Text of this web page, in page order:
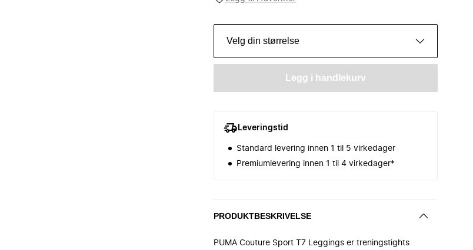
Velg din størrelse
Legg i handlekurv
Leveringstid
Standard levering innen 1 til 5 virkedager
Premiumlevering innen 1 til 4 virkedager*
PRODUKTBESKRIVELSE
PUMA Couture Sport T7 Leggings er treningstights